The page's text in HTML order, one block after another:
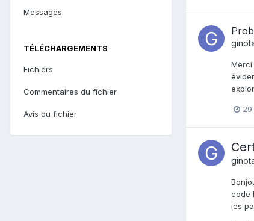
Messages
TÉLÉCHARGEMENTS
Fichiers
Commentaires du fichier
Avis du fichier
code
les